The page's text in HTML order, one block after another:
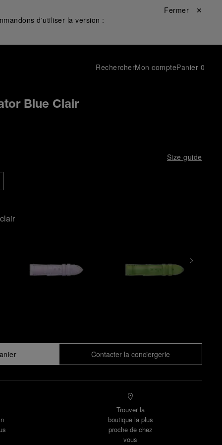
d'utiliser la version :
Fermer ✕
RechercherMon comptePanier 0
Blue Clair
Size guide
Contacter la conciergerie
Trouver la
boutique la plus
proche de chez
vous